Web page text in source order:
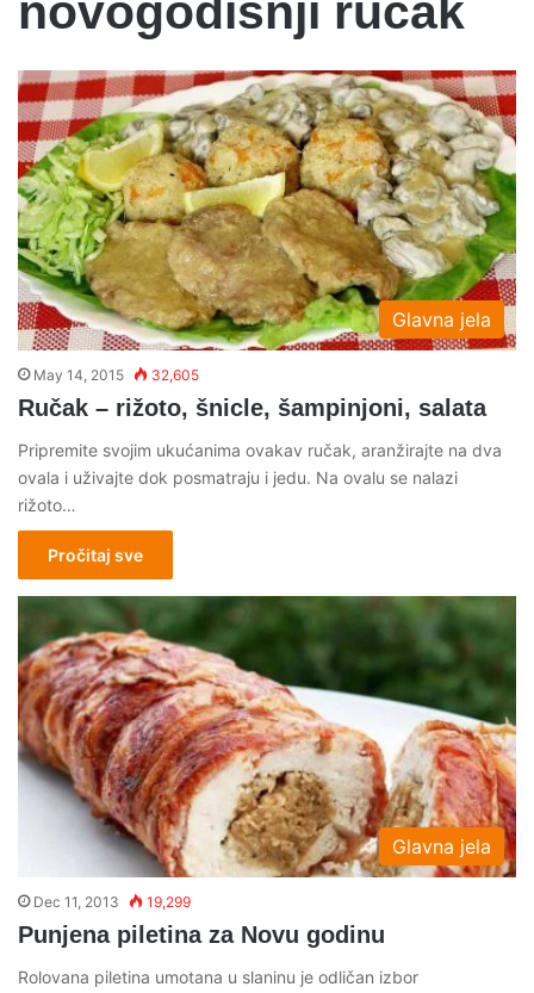
novogodisnji rucak
Glavna jela
May 14, 2015 32,605
Ručak – rižoto, šnicle, šampinjoni, salata
Pripremite svojim ukućanima ovakav ručak, aranžirajte na dva
ovala i uživajte dok posmatraju i jedu. Na ovalu se nalazi
rižoto…
Pročitaj sve
Glavna jela
Dec 11, 2013 19,299
Punjena piletina za Novu godinu
Rolovana piletina umotana u slaninu je odličan izbor